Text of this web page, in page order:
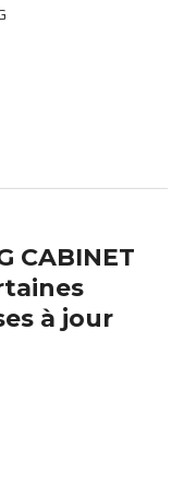
CABINET
à jour